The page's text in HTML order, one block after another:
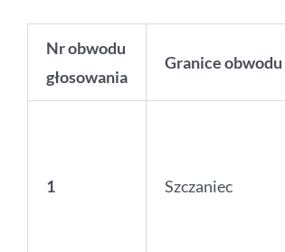
Nr obwodu
głosowania
Granice obwodu
1 Szczaniec